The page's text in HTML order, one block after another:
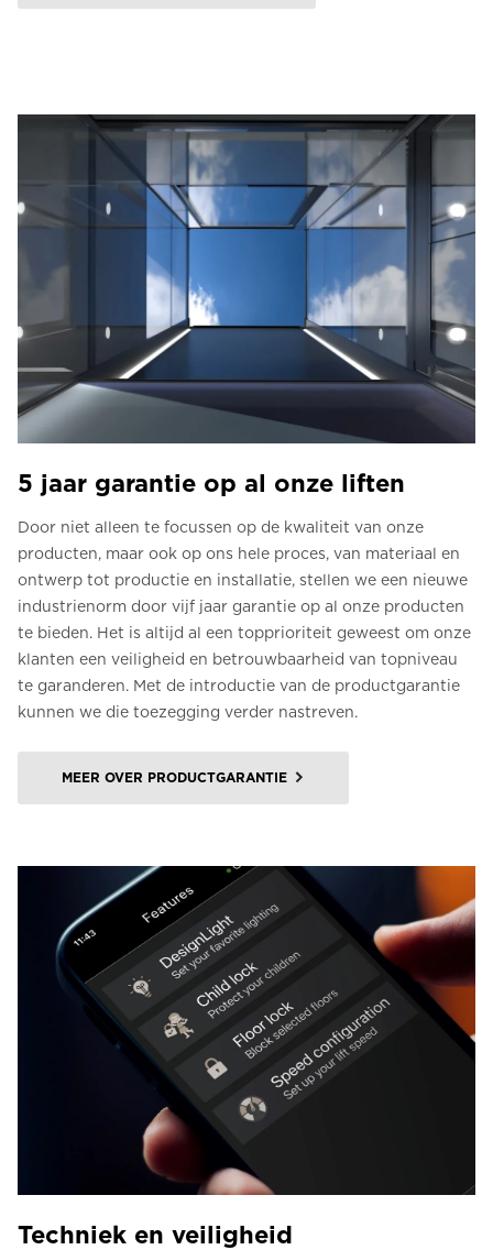
5 jaar garantie op al onze liften
Door niet alleen te focussen op de kwaliteit van onze
producten, maar ook op ons hele proces, van materiaal en
ontwerp tot productie en installatie, stellen we een nieuwe
industrienorm door vijf jaar garantie op al onze producten
te bieden. Het is altijd al een topprioriteit geweest om onze
klanten een veiligheid en betrouwbaarheid van topniveau
te garanderen. Met de introductie van de productgarantie
kunnen we die toezegging verder nastreven.
MEER OVER PRODUCTGARANTIE
Techniek en veiligheid